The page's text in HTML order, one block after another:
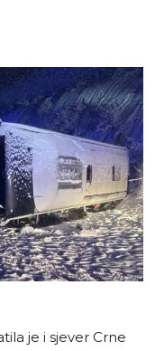
je i sjever Crne